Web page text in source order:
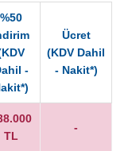
%50
-
Ücret
(KDV Dahil
- Nakit*)
TL
-